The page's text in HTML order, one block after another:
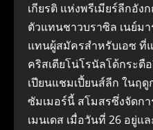
เกียรติ แห่งพรีเมียร์ลีกอั
ตัวแทนชาวบราซิล เนย์ม
แทนผู้สมัครสำหรับเอซ ที่
คริสเตียโน่โรนัลโด้กระตื
เปียนแชมเปี้ยนส์ลีก ในฤ
ซัมเมอร์นี้ สโมสรซึ่งจัดก
เมนเดส เมื่อวันที่ 26 อยู่แ